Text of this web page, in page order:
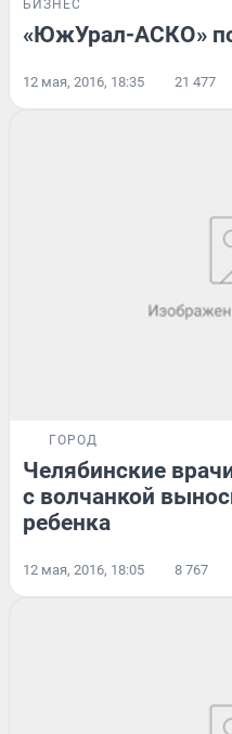
БИЗНЕС
«ЮжУрал-АСКО»
12 мая, 2016, 18:35 21 477
ГОРОД
Челябинские
с волчанкой
ребенка
12 мая, 2016, 18:05 8 767